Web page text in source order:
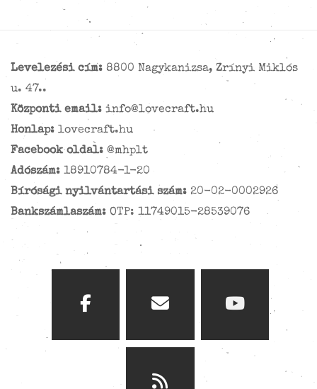
Levelezési cím: 8800 Nagykanizsa, Zrínyi Miklós
u. 47..
Központi email: info@lovecraft.hu
Honlap: lovecraft.hu
Facebook oldal: @mhplt
Adószám: 18910784-1-20
Bírósági nyilvántartási szám: 20-02-0002926
Bankszámlaszám: OTP: 11749015-28539076